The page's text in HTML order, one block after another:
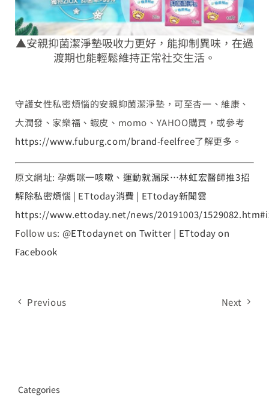
▲安親抑菌潔淨墊吸收力更好，能抑制異味，在過
渡期也能輕鬆維持正常社交生活。
守護女性私密煩惱的安親抑菌潔淨墊，可至杏一、維康、
大潤發、家樂福、蝦皮、momo、YAHOO購買，或參考
https://www.fuburg.com/brand-feelfree了解更多。
原文網址: 孕媽咪一咳嗽、運動就漏尿…林虹宏醫師推3招
解除私密煩惱 | ETtoday消費 | ETtoday新聞雲
https://www.ettoday.net/news/20191003/
Follow us: @ETtodaynet on Twitter | ETtoday on
Facebook
Previous Next
Categories